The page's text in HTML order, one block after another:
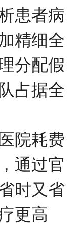
患者病
精细全
分配假
占据全
院耗费
通过官
时又省
更高